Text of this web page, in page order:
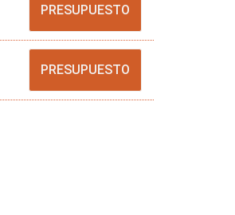
PRESUPUESTO
PRESUPUESTO